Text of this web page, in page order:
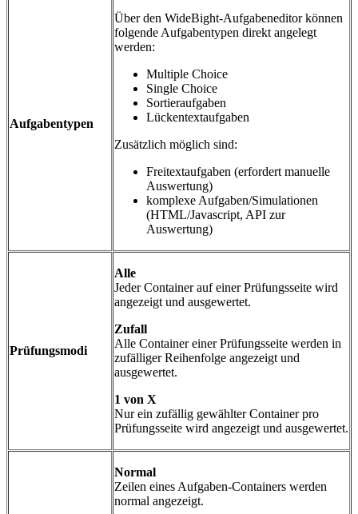
Aufgabentypen
Über den WideBight-Aufgabeneditor können
folgende Aufgabentypen direkt angelegt
werden:
Multiple Choice
Single Choice
Sortieraufgaben
Lückentextaufgaben
Zusätzlich möglich sind:
Freitextaufgaben (erfordert manuelle
Auswertung)
komplexe Aufgaben/Simulationen
(HTML/Javascript, API zur
Auswertung)
Prüfungsmodi
Alle
Jeder Container auf einer Prüfungsseite wird
angezeigt und ausgewertet.
Zufall
Alle Container einer Prüfungsseite werden in
zufälliger Reihenfolge angezeigt und
ausgewertet.
1 von X
Nur ein zufällig gewählter Container pro
Prüfungsseite wird angezeigt und ausgewertet.
Normal
Zeilen eines Aufgaben-Containers werden
normal angezeigt.